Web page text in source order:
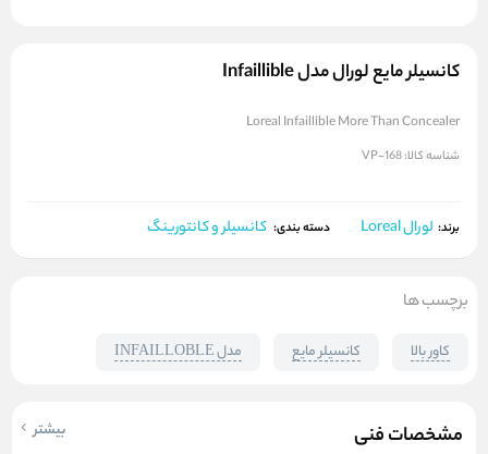
کانسیلر مایع لورال مدل Infaillible
Loreal Infaillible More Than Concealer
شناسه کالا:VP-168
برند: لورال Loreal دسته بندی: کانسیلر و کانتورینگ
مشخصات فنی بیشتر
برچسب ها
کاور بالا کانسیلر مایع مدل INFAILLOBLE